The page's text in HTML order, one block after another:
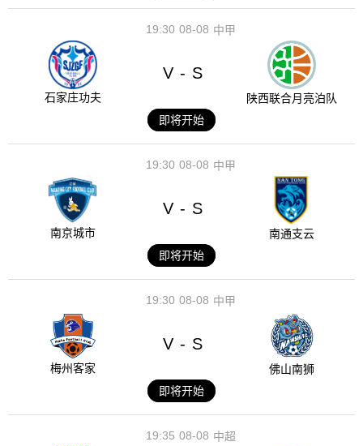
08-08
19:30 中甲
石家庄功夫
V - S
陕西联合月亮泊队
即将开始
08-08
19:30 中甲
南京城市
V - S
南通支云
即将开始
08-08
19:30 中甲
梅州客家
V - S
佛山南狮
即将开始
08-08
19:35 中超